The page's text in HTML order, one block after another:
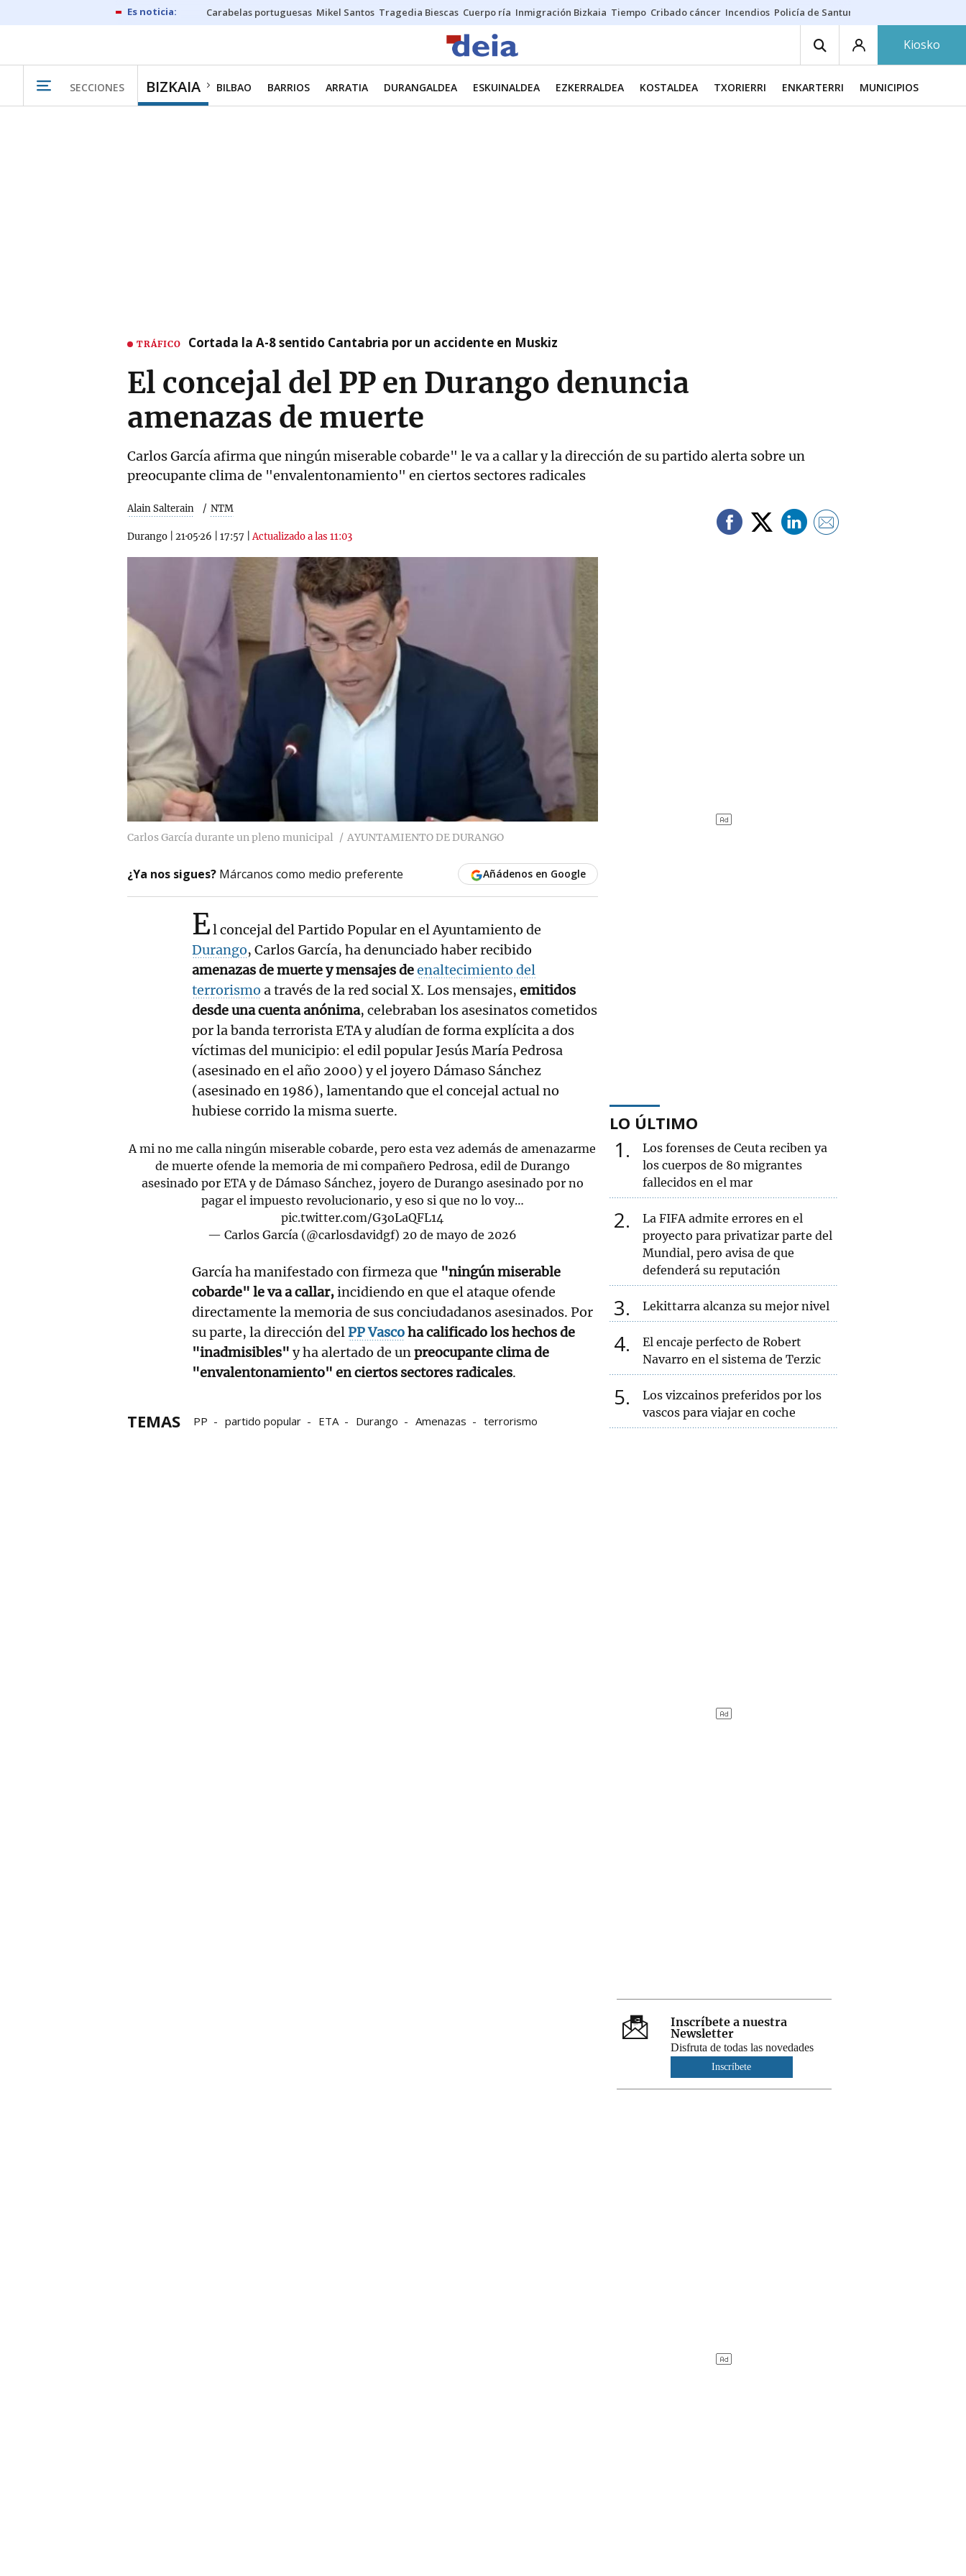
Carabelas portuguesas Mikel Santos Tragedia Biescas Cuerpo ría Inmigración Bizkaia Tiempo Cribado cáncer Incendios Policía de Santurtzi
Kiosko
SECCIONES BIZKAIA BILBAO BARRIOS ARRATIA DURANGALDEA ESKUINALDEA EZKERRALDEA KOSTALDEA TXORIERRI ENKARTERRI MUNICIPIOS
TRÁFICO Cortada la A-8 sentido Cantabria por un accidente en Muskiz
El concejal del PP en Durango denuncia
amenazas de muerte
Carlos García afirma que ningún miserable cobarde" le va a callar y la dirección de su partido alerta sobre un
preocupante clima de "envalentonamiento" en ciertos sectores radicales
Alain Salterain NTM
Durango 21·05·26 17:57 |Actualizado a las 11:03
Carlos García durante un pleno municipal AYUNTAMIENTO DE DURANGO
¿Ya nos sigues? Márcanos como medio preferente Añádenos en Google
El concejal del Partido Popular en el Ayuntamiento de
Durango, Carlos García, ha denunciado haber recibido
amenazas de muerte y mensajes deenaltecimiento del
terrorismo a través de la red social X. Los mensajes, emitidos
desde una cuenta anónima, celebraban los asesinatos cometidos
por la banda terrorista ETA y aludían de forma explícita a dos
víctimas del municipio: el edil popular Jesús María Pedrosa
(asesinado en el año 2000) y el joyero Dámaso Sánchez
(asesinado en 1986), lamentando que el concejal actual no
hubiese corrido la misma suerte.
A mi no me calla ningún miserable cobarde, pero esta vez además de amenazarme
de muerte ofende la memoria de mi compañero Pedrosa, edil de Durango
asesinado por ETA y de Dámaso Sánchez, joyero de Durango asesinado por no
pagar el impuesto revolucionario, y eso si que no lo voy…
pic.twitter.com/G3oLaQFL14
— Carlos García (@carlosdavidgf) 20 de mayo de 2026
García ha manifestado con firmeza que "ningún miserable
cobarde" le va a callar,incidiendo en que el ataque ofende
directamente la memoria de sus conciudadanos asesinados. Por
su parte, la dirección delPP Vascoha calificado los hechos de
"inadmisibles" y ha alertado de unpreocupante clima de
"envalentonamiento" en ciertos sectores radicales.
TEMAS PP partido popular ETA Durango Amenazas terrorismo
LO ÚLTIMO
1
Los forenses de Ceuta reciben ya
los cuerpos de 80 migrantes
fallecidos en el mar
2
La FIFA admite errores en el
proyecto para privatizar parte del
Mundial, pero avisa de que
defenderá su reputación
3 Lekittarra alcanza su mejor nivel
4
El encaje perfecto de Robert
Navarro en el sistema de Terzic
5
Los vizcainos preferidos por los
vascos para viajar en coche
Inscríbete a nuestra
Newsletter
Disfruta de todas las novedades
Inscríbete